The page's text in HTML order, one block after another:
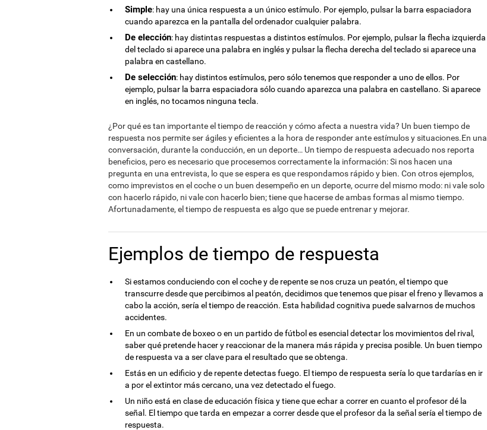
Simple: hay una única respuesta a un único estímulo. Por ejemplo, pulsar la barra espaciadora
cuando aparezca en la pantalla del ordenador cualquier palabra.
De elección: hay distintas respuestas a distintos estímulos. Por ejemplo, pulsar la flecha izquierda
del teclado si aparece una palabra en inglés y pulsar la flecha derecha del teclado si aparece una
palabra en castellano.
De selección: hay distintos estímulos, pero sólo tenemos que responder a uno de ellos. Por
ejemplo, pulsar la barra espaciadora sólo cuando aparezca una palabra en castellano. Si aparece
en inglés, no tocamos ninguna tecla.
¿Por qué es tan importante el tiempo de reacción y cómo afecta a nuestra vida? Un buen tiempo de
respuesta nos permite ser ágiles y eficientes a la hora de responder ante estímulos y situaciones.En una
conversación, durante la conducción, en un deporte… Un tiempo de respuesta adecuado nos reporta
beneficios, pero es necesario que procesemos correctamente la información: Si nos hacen una
pregunta en una entrevista, lo que se espera es que respondamos rápido y bien. Con otros ejemplos,
como imprevistos en el coche o un buen desempeño en un deporte, ocurre del mismo modo: ni vale solo
con hacerlo rápido, ni vale con hacerlo bien; tiene que hacerse de ambas formas al mismo tiempo.
Afortunadamente, el tiempo de respuesta es algo que se puede entrenar y mejorar.
Ejemplos de tiempo de respuesta
Si estamos conduciendo con el coche y de repente se nos cruza un peatón, el tiempo que
transcurre desde que percibimos al peatón, decidimos que tenemos que pisar el freno y llevamos a
cabo la acción, sería el tiempo de reacción. Esta habilidad cognitiva puede salvarnos de muchos
accidentes.
En un combate de boxeo o en un partido de fútbol es esencial detectar los movimientos del rival,
saber qué pretende hacer y reaccionar de la manera más rápida y precisa posible. Un buen tiempo
de respuesta va a ser clave para el resultado que se obtenga.
Estás en un edificio y de repente detectas fuego. El tiempo de respuesta sería lo que tardarías en ir
a por el extintor más cercano, una vez detectado el fuego.
Un niño está en clase de educación física y tiene que echar a correr en cuanto el profesor dé la
señal. El tiempo que tarda en empezar a correr desde que el profesor da la señal sería el tiempo de
respuesta.